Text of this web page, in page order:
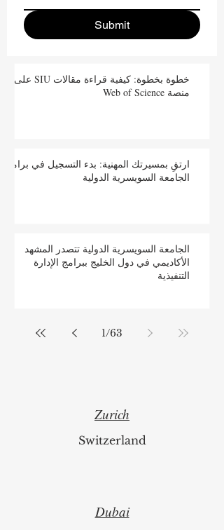
Submit
خطوة بخطوة: كيفية قراءة مقالات SIU على
منصة Web of Science
ارتقِ بمسيرتك المهنية: بدء التسجيل في برامج
الجامعة السويسرية الدولية
الجامعة السويسرية الدولية تتصدر المشهد
الأكاديمي في دول الخليج ببرامج الإدارة
التنفيذية
1/63
Zurich
Switzerland
Dubai